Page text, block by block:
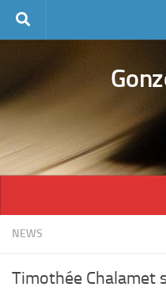
Skip to content
NEWS
Timothée Chalamet